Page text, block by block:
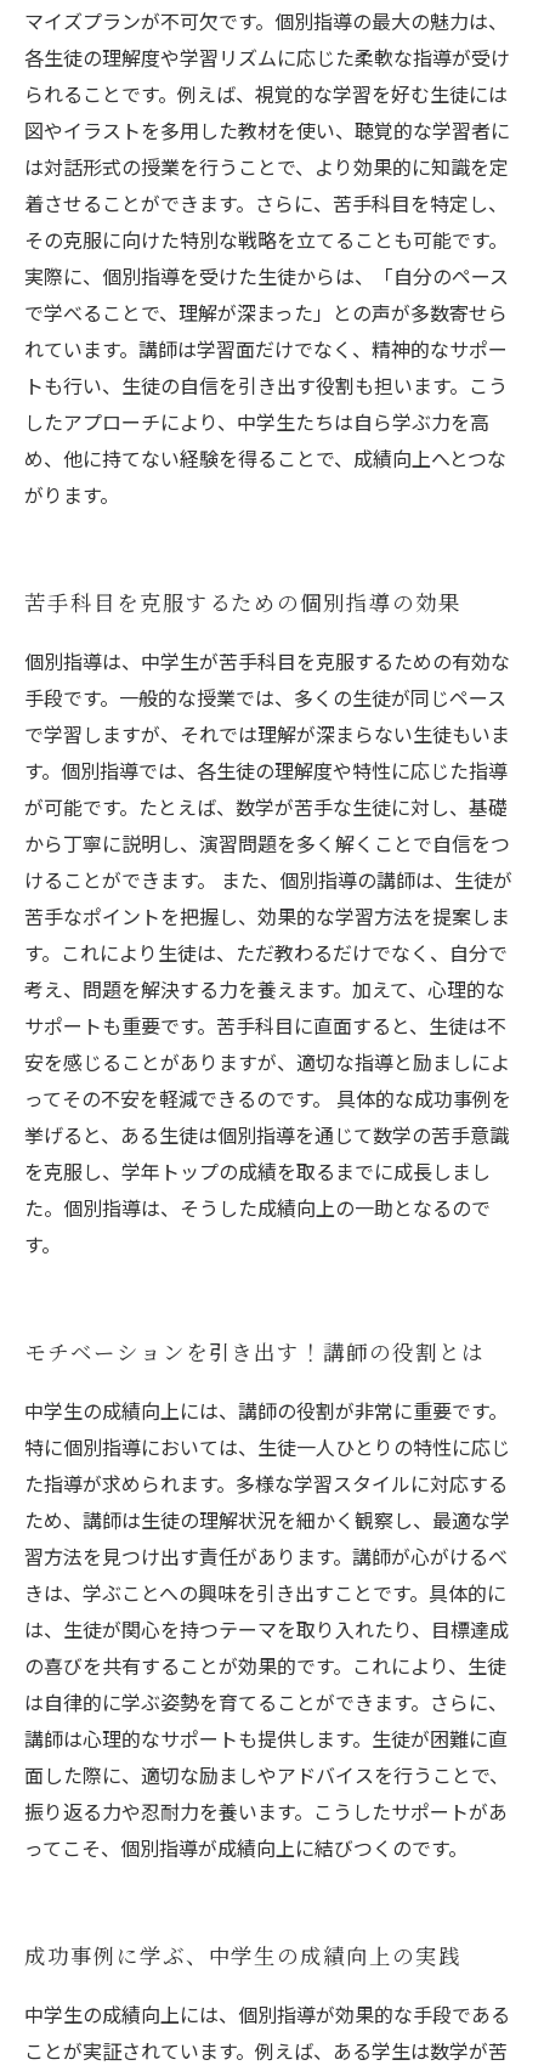
マイズプランが不可欠です。個別指導の最大の魅力は、
各生徒の理解度や学習リズムに応じた柔軟な指導が受け
られることです。例えば、視覚的な学習を好む生徒には
図やイラストを多用した教材を使い、聴覚的な学習者に
は対話形式の授業を行うことで、より効果的に知識を定
着させることができます。さらに、苦手科目を特定し、
その克服に向けた特別な戦略を立てることも可能です。
実際に、個別指導を受けた生徒からは、「自分のペース
で学べることで、理解が深まった」との声が多数寄せら
れています。講師は学習面だけでなく、精神的なサポー
トも行い、生徒の自信を引き出す役割も担います。こう
したアプローチにより、中学生たちは自ら学ぶ力を高
め、他に持てない経験を得ることで、成績向上へとつな
がります。
苦手科目を克服するための個別指導の効果
個別指導は、中学生が苦手科目を克服するための有効な
手段です。一般的な授業では、多くの生徒が同じペース
で学習しますが、それでは理解が深まらない生徒もいま
す。個別指導では、各生徒の理解度や特性に応じた指導
が可能です。たとえば、数学が苦手な生徒に対し、基礎
から丁寧に説明し、演習問題を多く解くことで自信をつ
けることができます。 また、個別指導の講師は、生徒が
苦手なポイントを把握し、効果的な学習方法を提案しま
す。これにより生徒は、ただ教わるだけでなく、自分で
考え、問題を解決する力を養えます。加えて、心理的な
サポートも重要です。苦手科目に直面すると、生徒は不
安を感じることがありますが、適切な指導と励ましによ
ってその不安を軽減できるのです。 具体的な成功事例を
挙げると、ある生徒は個別指導を通じて数学の苦手意識
を克服し、学年トップの成績を取るまでに成長しまし
た。個別指導は、そうした成績向上の一助となるので
す。
モチベーションを引き出す！講師の役割とは
中学生の成績向上には、講師の役割が非常に重要です。
特に個別指導においては、生徒一人ひとりの特性に応じ
た指導が求められます。多様な学習スタイルに対応する
ため、講師は生徒の理解状況を細かく観察し、最適な学
習方法を見つけ出す責任があります。講師が心がけるべ
きは、学ぶことへの興味を引き出すことです。具体的に
は、生徒が関心を持つテーマを取り入れたり、目標達成
の喜びを共有することが効果的です。これにより、生徒
は自律的に学ぶ姿勢を育てることができます。さらに、
講師は心理的なサポートも提供します。生徒が困難に直
面した際に、適切な励ましやアドバイスを行うことで、
振り返る力や忍耐力を養います。こうしたサポートがあ
ってこそ、個別指導が成績向上に結びつくのです。
成功事例に学ぶ、中学生の成績向上の実践
中学生の成績向上には、個別指導が効果的な手段である
ことが実証されています。例えば、ある学生は数学が苦